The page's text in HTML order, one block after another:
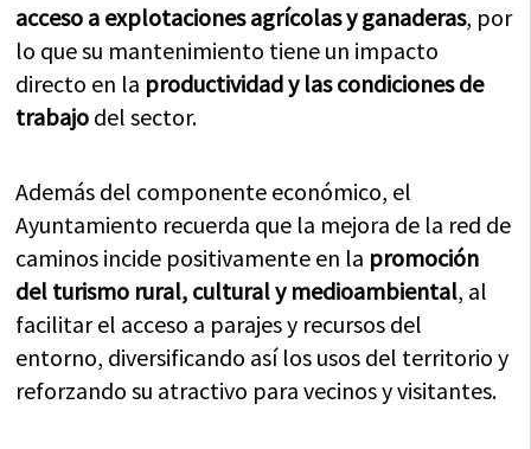
acceso a explotaciones agrícolas y ganaderas, por
lo que su mantenimiento tiene un impacto
directo en la productividad y las condiciones de
trabajo del sector.
Además del componente económico, el
Ayuntamiento recuerda que la mejora de la red de
caminos incide positivamente en la promoción
del turismo rural, cultural y medioambiental, al
facilitar el acceso a parajes y recursos del
entorno, diversificando así los usos del territorio y
reforzando su atractivo para vecinos y visitantes.